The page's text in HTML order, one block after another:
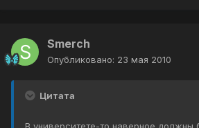
Smerch
Опубликовано: 23 мая 2010
Цитата